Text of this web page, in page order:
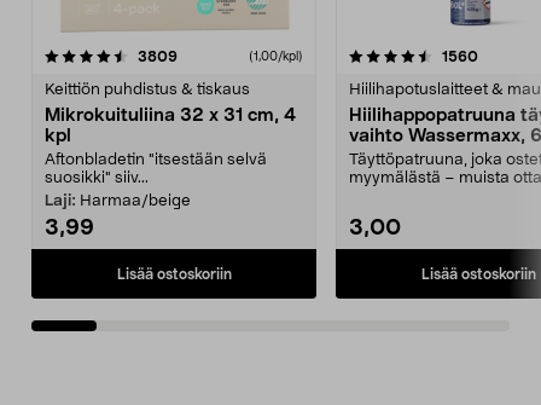
3809arvostelut (1,00/kpl)
Keittiön puhdistus & tiskaus
Mikrokuituliina 32 x 31 cm, 4
kpl
Aftonbladetin "itsestään selvä
suosikki" siiv...
Laji: Harmaa/beige
3,99
Lisää ostoskoriin
4.5viidestä
1560
Hiilihapotuslaitteet &
Hiilihappopatruuna
vaihto Wassermaxx,
Täyttöpatruuna, joka
myymälästä – muista
3,00
Lisää ostoskoriin
4.5viidestä